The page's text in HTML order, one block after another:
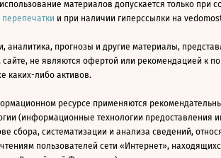
материалов допускается только при
и при наличии гиперссылки на
аналитика, прогнозы и другие материалы,
не являются офертой или рекомендацией к
каких-либо активов.
ресурсе применяются
(информационные технологии предоставления
сбора, систематизации и анализа сведений,
пользователей сети «Интернет»,